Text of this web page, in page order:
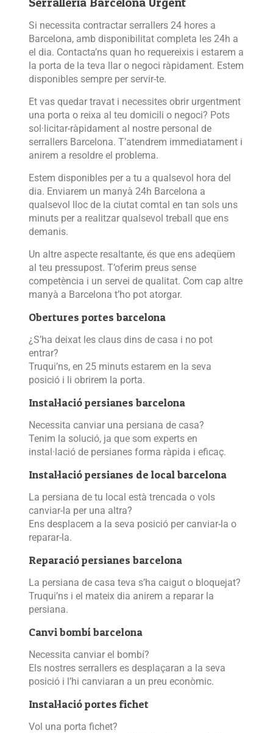
Si necessita contractar serrallers 24 hores a
Barcelona, amb disponibilitat completa les 24h a
el dia. Contacta’ns quan ho requereixis i estarem a
la porta de la teva llar o negoci ràpidament. Estem
disponibles sempre per servir-te.
Et vas quedar travat i necessites obrir urgentment
una porta o reixa al teu domicili o negoci? Pots
sol·licitar-ràpidament al nostre personal de
serrallers Barcelona. T’atendrem immediatament i
anirem a resoldre el problema.
Estem disponibles per a tu a qualsevol hora del
dia. Enviarem un manyà 24h Barcelona a
qualsevol lloc de la ciutat comtal en tan sols uns
minuts per a realitzar qualsevol treball que ens
demanis.
Un altre aspecte resaltante, és que ens adeqüem
al teu pressupost. T’oferim preus sense
competència i un servei de qualitat. Com cap altre
manyà a Barcelona t’ho pot atorgar.
Obertures portes barcelona
¿S’ha deixat les claus dins de casa i no pot
entrar?
Truqui’ns, en 25 minuts estarem en la seva
posició i li obrirem la porta.
Instal·lació persianes barcelona
Necessita canviar una persiana de casa?
Tenim la solució, ja que som experts en
instal·lació de persianes forma ràpida i eficaç.
Instal·lació persianes de local barcelona
La persiana de tu local està trencada o vols
canviar-la per una altra?
Ens desplacem a la seva posició per canviar-la o
reparar-la.
Reparació persianes barcelona
La persiana de casa teva s’ha caigut o bloquejat?
Truqui’ns i el mateix dia anirem a reparar la
persiana.
Canvi bombí barcelona
Necessita canviar el bombí?
Els nostres serrallers es desplaçaran a la seva
posició i l’hi canviaran a un preu econòmic.
Instal·lació portes fichet
Vol una porta fichet?